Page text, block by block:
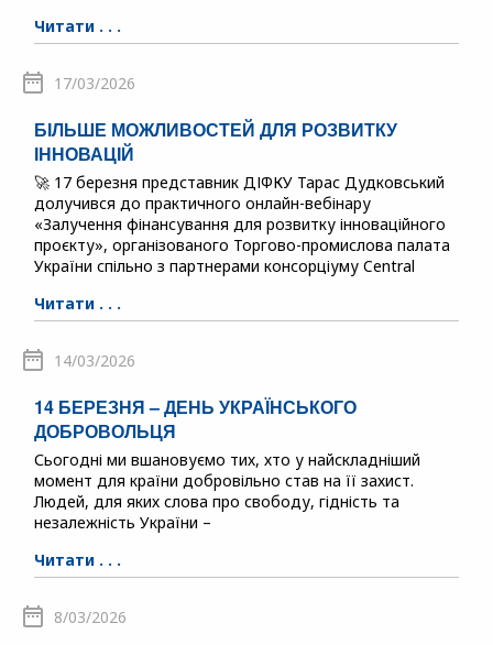
Читати . . .
17/03/2026
БІЛЬШЕ МОЖЛИВОСТЕЙ ДЛЯ РОЗВИТКУ
ІННОВАЦІЙ
🚀 17 березня представник ДІФКУ Тарас Дудковський
долучився до практичного онлайн-вебінару
«Залучення фінансування для розвитку інноваційного
проєкту», організованого Торгово-промислова палата
України спільно з партнерами консорціуму Central
Читати . . .
14/03/2026
14 БЕРЕЗНЯ – ДЕНЬ УКРАЇНСЬКОГО
ДОБРОВОЛЬЦЯ
Сьогодні ми вшановуємо тих, хто у найскладніший
момент для країни добровільно став на її захист.
Людей, для яких слова про свободу, гідність та
незалежність України –
Читати . . .
8/03/2026